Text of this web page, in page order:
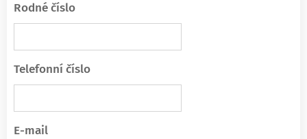
Rodné číslo
Telefonní číslo
E-mail